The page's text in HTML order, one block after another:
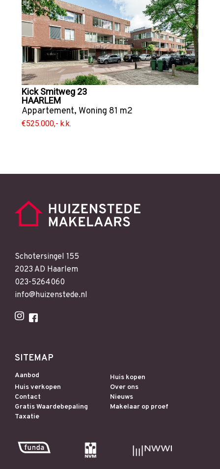
Kick Smitweg 23
HAARLEM
Appartement, Woning 81 m2
€525.000,- k.k.
Schotersingel 155
2023 AD Haarlem
023-5264060
info@huizenstede.nl
SITEMAP
Aanbod
Huis kopen
Huis verkopen
Over ons
Contact
Nieuws
Gratis Waardebepaling
Makelaar op proef
Taxatie